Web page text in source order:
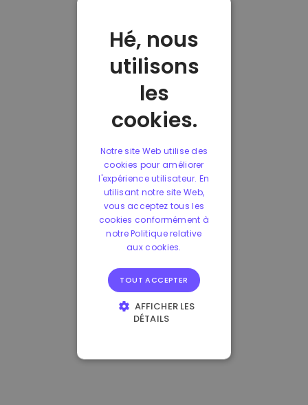
Hé, nous
utilisons
les
cookies.
Notre site Web utilise des
cookies pour améliorer
l'expérience utilisateur. En
utilisant notre site Web,
vous acceptez tous les
cookies conformément à
notre Politique relative
aux cookies.
TOUT ACCEPTER
AFFICHER LES
DÉTAILS